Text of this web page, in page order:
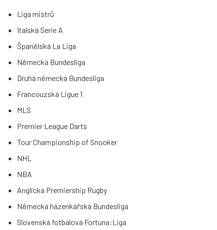
Liga mistrů
Italská Serie A
Španělská La Liga
Německá Bundesliga
Druhá německá Bundesliga
Francouzská Ligue 1
MLS
Premier League Darts
Tour Championship of Snooker
NHL
NBA
Anglická Premiership Rugby
Německá házenkářská Bundesliga
Slovenská fotbalová Fortuna:Liga